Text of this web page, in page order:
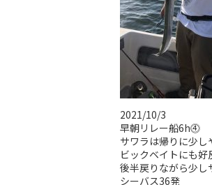
2021/10/3
早朝リレー船6h⓸
サワラは帰りに少
ビックベイトにも好
後半戻りながら少し
シーバス36発